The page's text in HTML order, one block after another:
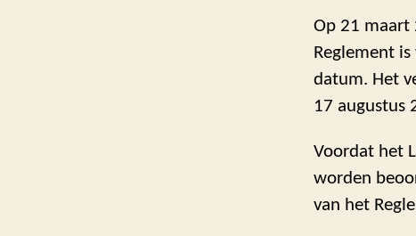
Op 21 maart
Reglement
datum. Het
17 augustus
Voordat het
worden
van het